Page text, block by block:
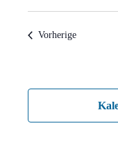
wählen.
Vorherige